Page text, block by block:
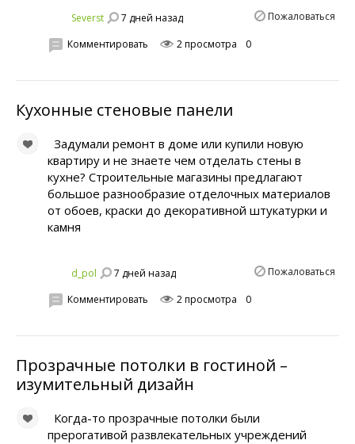
Severst 7 дней назад Пожаловаться
Комментировать 2 просмотра 0
Кухонные стеновые панели
Задумали ремонт в доме или купили новую
квартиру и не знаете чем отделать стены в
кухне? Строительные магазины предлагают
большое разнообразие отделочных материалов
от обоев, краски до декоративной штукатурки и
камня
d_pol 7 дней назад Пожаловаться
Комментировать 2 просмотра 0
Прозрачные потолки в гостиной –
изумительный дизайн
Когда-то прозрачные потолки были
прерогативой развлекательных учреждений